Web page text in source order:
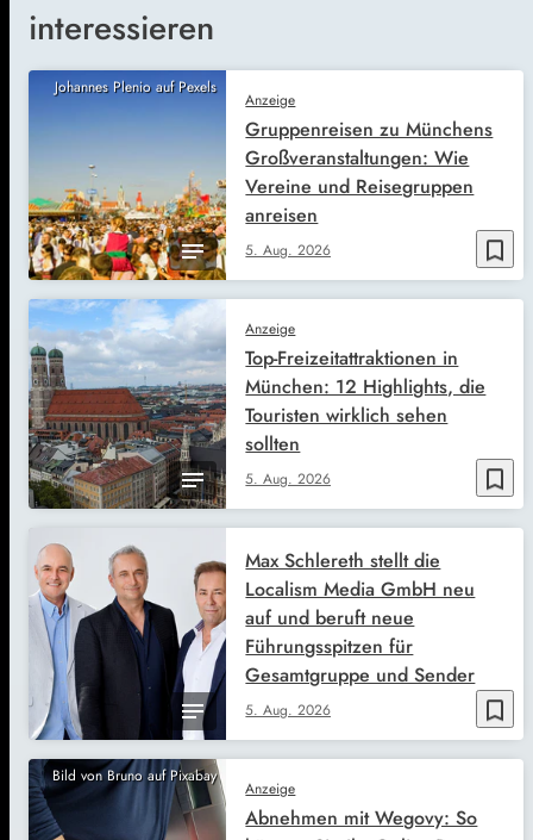
interessieren
Johannes Plenio auf Pexels
bookmark_border
Anzeige
5. Aug. 2026
Gruppenreisen zu Münchens
Großveranstaltungen: Wie
Vereine und Reisegruppen
anreisen
bookmark_border
Anzeige
5. Aug. 2026
Top-Freizeitattraktionen in
München: 12 Highlights, die
Touristen wirklich sehen
sollten
bookmark_border
5. Aug. 2026
Max Schlereth stellt die
Localism Media GmbH neu
auf und beruft neue
Führungsspitzen für
Gesamtgruppe und Sender
Bild von Bruno auf Pixabay
Anzeige
Abnehmen mit Wegovy: So